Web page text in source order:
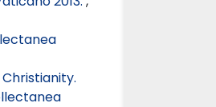
Christianity.